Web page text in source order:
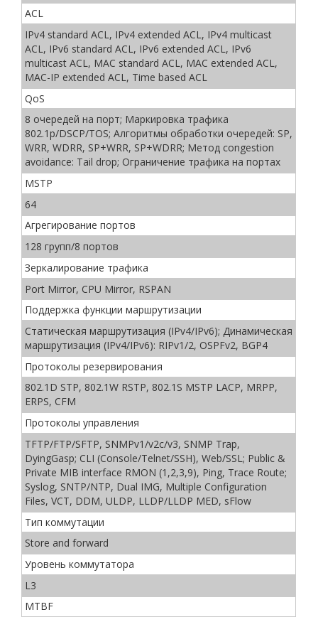
ACL
IPv4 standard ACL, IPv4 extended ACL, IPv4 multicast
ACL, IPv6 standard ACL, IPv6 extended ACL, IPv6
multicast ACL, MAC standard ACL, MAC extended ACL,
MAC-IP extended ACL, Time based ACL
QoS
8 очередей на порт; Маркировка трафика
802.1p/DSCP/TOS; Алгоритмы обработки очередей: SP,
WRR, WDRR, SP+WRR, SP+WDRR; Метод congestion
avoidance: Tail drop; Ограничение трафика на портах
MSTP
64
Агрегирование портов
128 групп/8 портов
Зеркалирование трафика
Port Mirror, CPU Mirror, RSPAN
Поддержка функции маршрутизации
Статическая маршрутизация (IPv4/IPv6); Динамическая
маршрутизация (IPv4/IPv6): RIPv1/2, OSPFv2, BGP4
Протоколы резервирования
802.1D STP, 802.1W RSTP, 802.1S MSTP LACP, MRPP,
ERPS, CFM
Протоколы управления
TFTP/FTP/SFTP, SNMPv1/v2c/v3, SNMP Trap,
DyingGasp; CLI (Console/Telnet/SSH), Web/SSL; Public &
Private MIB interface RMON (1,2,3,9), Ping, Trace Route;
Syslog, SNTP/NTP, Dual IMG, Multiple Configuration
Files, VCT, DDM, ULDP, LLDP/LLDP MED, sFlow
Тип коммутации
Store and forward
Уровень коммутатора
L3
MTBF